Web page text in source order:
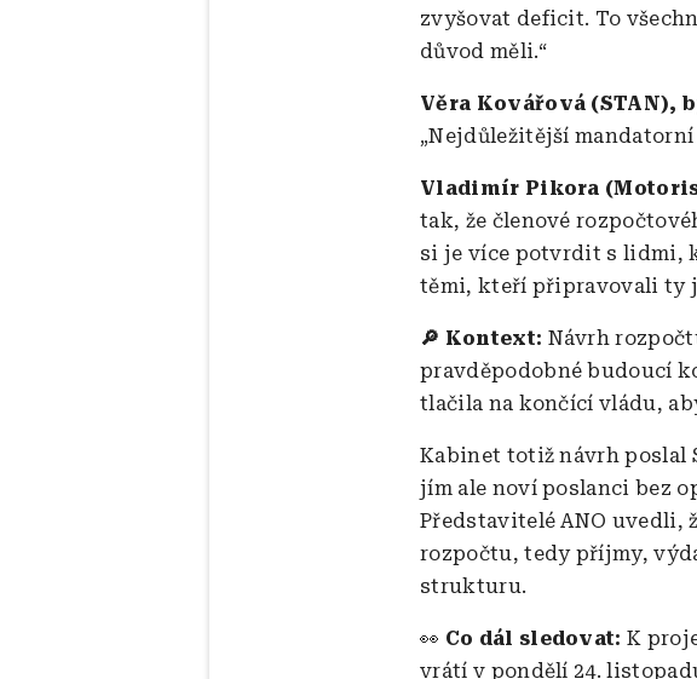
zvyšovat deficit. To
důvod měli.“
Věra Kovářová (STAN),
„Nejdůležitější
Vladimír Pikora
tak, že členové
si je více potvrdit s lidmi,
těmi, kteří připravovali ty
🔎 Kontext: Návrh
pravděpodobné budoucí
tlačila na končící vládu,
Kabinet totiž návrh poslal
jím ale noví poslanci bez
Představitelé ANO uvedli,
rozpočtu, tedy příjmy,
strukturu.
👀 Co dál sledovat: K
vrátí v pondělí 24.